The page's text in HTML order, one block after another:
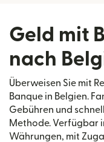
Geld mit
nach
Überweisen Sie mit
Banque in Belgien.
Gebühren und
Methode. Verfügbar
Währungen, mit